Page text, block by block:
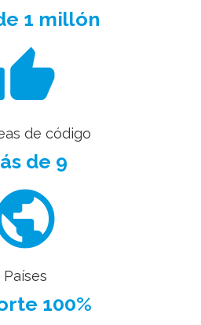
1 millón
de código
de 9
Países
100%